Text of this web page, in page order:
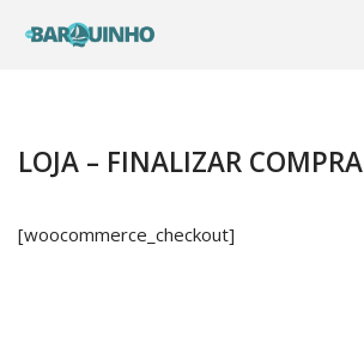
conteúdo
LOJA – FINALIZAR COMPRA
[woocommerce_checkout]